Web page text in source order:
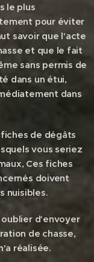
le plus
pour éviter
savoir que l'acte
et que le fait
sans permis de
dans un étui,
dans
de dégâts
vous seriez
Ces fiches
doivent
nuisibles.
d'envoyer
de chasse,
réalisée.